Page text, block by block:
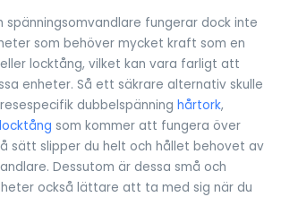
spänningsomvandlare fungerar dock inte
som behöver mycket kraft som en
locktång, vilket kan vara farligt att
enheter. Så ett säkrare alternativ skulle
dubbelspänning hårtork,
locktång som kommer att fungera över
sätt slipper du helt och hållet behovet av
Dessutom är dessa små och
också lättare att ta med sig när du